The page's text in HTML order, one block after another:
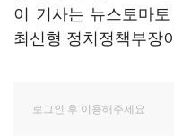
이 기사는 뉴스토마
최신형 정치정책부장